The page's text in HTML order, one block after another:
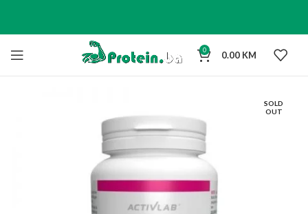
0 0.00 KM
SOLD
OUT